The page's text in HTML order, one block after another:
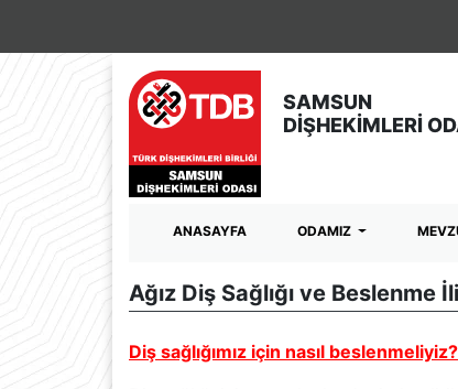
SAMSUN
DİŞHEKİMLERİ
ANASAYFA ODAMIZ
Ağız Diş Sağlığı ve Beslenme
Diş sağlığımız için nasıl beslenmeliyiz?